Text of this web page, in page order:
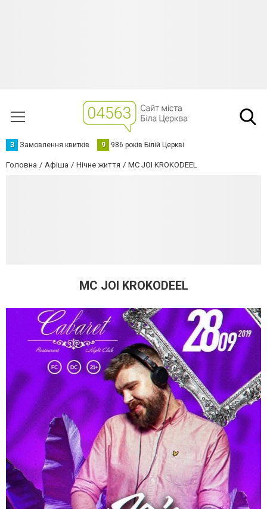
З Замовлення квитків 9 986 років Білій Церкві
Головна Афіша Нічне життя MC JOI KROKODEEL
MC JOI KROKODEEL